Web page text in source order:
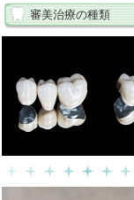
審美治療の種類